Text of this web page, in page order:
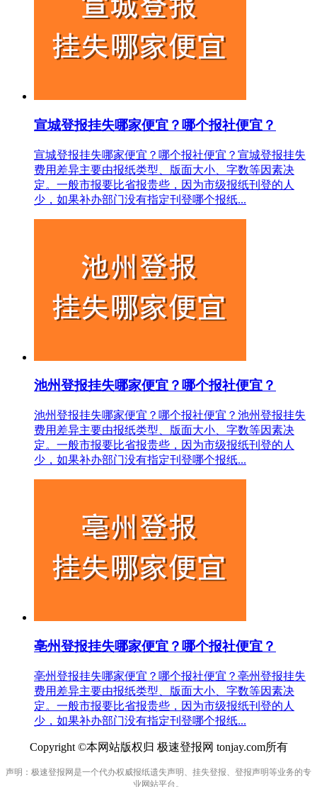
宣城登报挂失哪家便宜？哪个报社便宜？
宣城登报挂失哪家便宜？哪个报社便宜？宣城登报挂失
费用差异主要由报纸类型、版面大小、字数等因素决
定。一般市报要比省报贵些，因为市级报纸刊登的人
少，如果补办部门没有指定刊登哪个报纸...
池州登报挂失哪家便宜？哪个报社便宜？
池州登报挂失哪家便宜？哪个报社便宜？池州登报挂失
费用差异主要由报纸类型、版面大小、字数等因素决
定。一般市报要比省报贵些，因为市级报纸刊登的人
少，如果补办部门没有指定刊登哪个报纸...
亳州登报挂失哪家便宜？哪个报社便宜？
亳州登报挂失哪家便宜？哪个报社便宜？亳州登报挂失
费用差异主要由报纸类型、版面大小、字数等因素决
定。一般市报要比省报贵些，因为市级报纸刊登的人
少，如果补办部门没有指定刊登哪个报纸...
Copyright ©本网站版权归 极速登报网 tonjay.com所有
声明：极速登报网是一个代办权威报纸遗失声明、挂失登报、登报声明等业务的专
业网站平台。